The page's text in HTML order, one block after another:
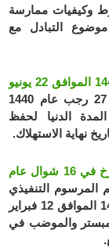
وكيفيات ممارسة
موضوع التبادل مع
قرار مؤرّخ في 30 شوّال عام 1441 الموافق 22 يونيو
، يتضمن إلغاء القرار المؤرّخ في 27 رجب عام 1440
الذي يحدد المدة الدنيا لحفظ
نهاية الاستهلاك.
مرسوم تنفيذي رقم 20-153 مؤرخ في 16 شوال عام
المرسوم التنفيذي
رقم 01-50 المؤرخ في 18 ذي القعدة عام 1421 الموافق 12 فبراير
المبستر والموضب في